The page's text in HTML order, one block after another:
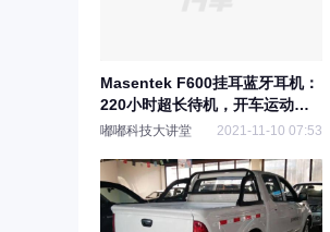
Masentek F600挂耳蓝牙耳机：
220小时超长待机，开车运动好
帮手
嘟嘟科技大讲堂 2021-11-10 07:53